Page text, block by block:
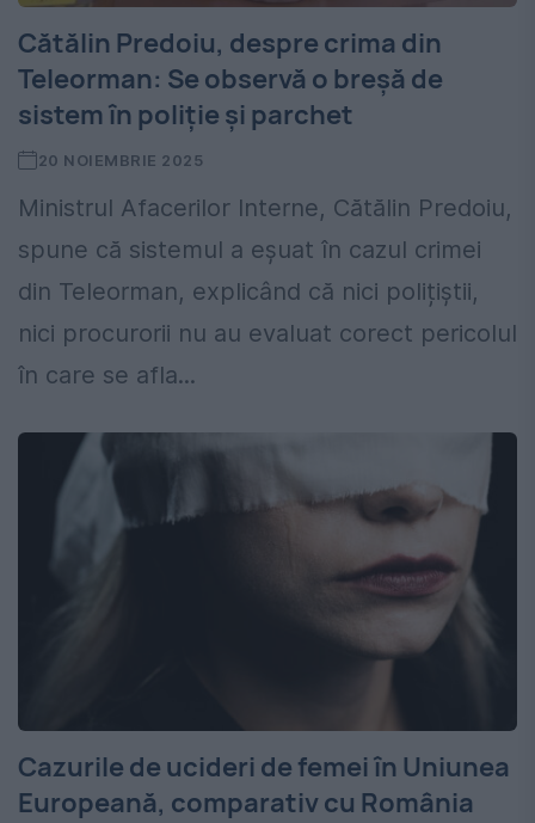
Cătălin Predoiu, despre crima din
Teleorman: Se observă o breșă de
sistem în poliție și parchet
20 NOIEMBRIE 2025
Ministrul Afacerilor Interne, Cătălin Predoiu,
spune că sistemul a eșuat în cazul crimei
din Teleorman, explicând că nici polițiștii,
nici procurorii nu au evaluat corect pericolul
în care se afla...
Cazurile de ucideri de femei în Uniunea
Europeană, comparativ cu România